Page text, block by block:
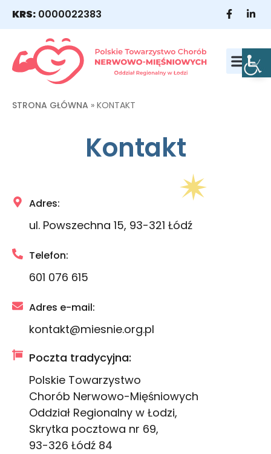
KRS: 0000022383
STRONA GŁÓWNA » KONTAKT
Kontakt
Adres:
ul. Powszechna 15, 93-321 Łódź
Telefon:
601 076 615
Adres e-mail:
kontakt@miesnie.org.pl
Poczta tradycyjna:
Polskie Towarzystwo
Chorób Nerwowo-Mięśniowych
Oddział Regionalny w Łodzi,
Skrytka pocztowa nr 69,
93-326 Łódź 84